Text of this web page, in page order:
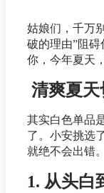
姑娘们，千万
破的理由”阻
你，今年夏天
清爽夏
其实白色单品
了。小安挑选
就绝不会出错。
1. 从头白